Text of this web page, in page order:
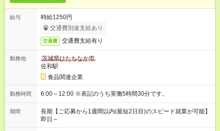
給与
時給1250円
交通費別途支給あり
交通費 交通費支給有り
勤務地
茨城県ひたちなか市
佐和駅
食品関連企業
勤務時間 6:00～12:00 ※表記のうち実働5時間30分です。
期間
長期【ご応募から1週間以内(最短2日目)のスピード就業が可能】
即日～